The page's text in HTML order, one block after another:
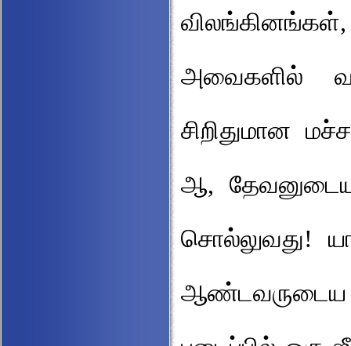
அவைகளில்
சிறிதுமான
ஆ,
சொல்லுவது!
ஆண்டவருடைய